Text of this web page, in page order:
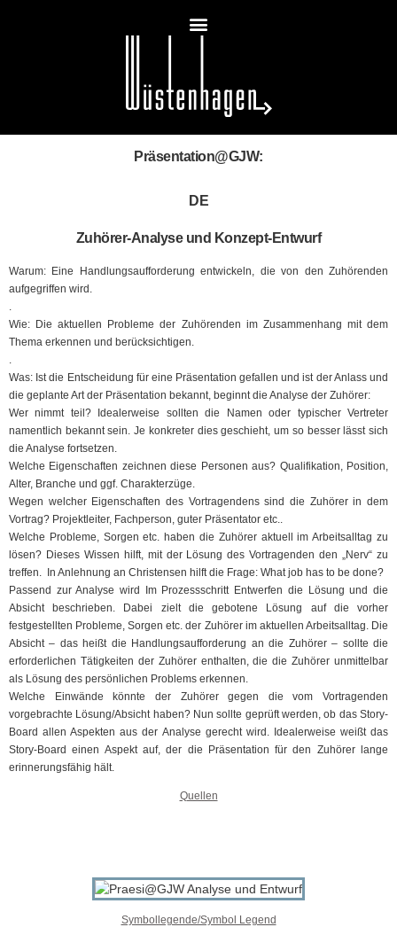
Präsentation@GJW:
DE
Zuhörer-Analyse und Konzept-Entwurf
Warum: Eine Handlungsaufforderung entwickeln, die von den Zuhörenden
aufgegriffen wird.
.
Wie: Die aktuellen Probleme der Zuhörenden im Zusammenhang mit dem
Thema erkennen und berücksichtigen.
.
Was: Ist die Entscheidung für eine Präsentation gefallen und ist der Anlass und
die geplante Art der Präsentation bekannt, beginnt die Analyse der Zuhörer:
Wer nimmt teil? Idealerweise sollten die Namen oder typischer Vertreter
namentlich bekannt sein. Je konkreter dies geschieht, um so besser lässt sich
die Analyse fortsetzen.
Welche Eigenschaften zeichnen diese Personen aus? Qualifikation, Position,
Alter, Branche und ggf. Charakterzüge.
Wegen welcher Eigenschaften des Vortragendens sind die Zuhörer in dem
Vortrag? Projektleiter, Fachperson, guter Präsentator etc..
Welche Probleme, Sorgen etc. haben die Zuhörer aktuell im Arbeitsalltag zu
lösen? Dieses Wissen hilft, mit der Lösung des Vortragenden den „Nerv“ zu
treffen. In Anlehnung an Christensen hilft die Frage: What job has to be done?
Passend zur Analyse wird Im Prozessschritt Entwerfen die Lösung und die
Absicht beschrieben. Dabei zielt die gebotene Lösung auf die vorher
festgestellten Probleme, Sorgen etc. der Zuhörer im aktuellen Arbeitsalltag. Die
Absicht – das heißt die Handlungsaufforderung an die Zuhörer – sollte die
erforderlichen Tätigkeiten der Zuhörer enthalten, die die Zuhörer unmittelbar
als Lösung des persönlichen Problems erkennen.
Welche Einwände könnte der Zuhörer gegen die vom Vortragenden
vorgebrachte Lösung/Absicht haben? Nun sollte geprüft werden, ob das Story-
Board allen Aspekten aus der Analyse gerecht wird. Idealerweise weißt das
Story-Board einen Aspekt auf, der die Präsentation für den Zuhörer lange
erinnerungsfähig hält.
Quellen
Symbollegende/Symbol Legend